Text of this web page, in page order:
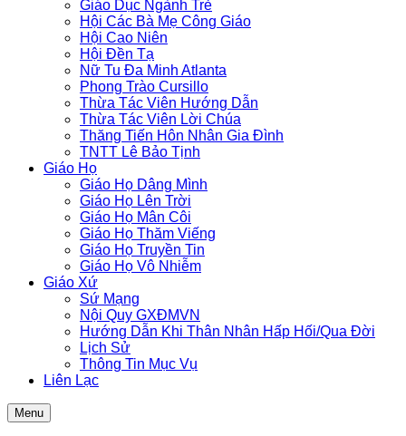
Giáo Dục Ngành Trẻ
Hội Các Bà Mẹ Công Giáo
Hội Cao Niên
Hội Đền Tạ
Nữ Tu Đa Minh Atlanta
Phong Trào Cursillo
Thừa Tác Viên Hướng Dẫn
Thừa Tác Viên Lời Chúa
Thăng Tiến Hôn Nhân Gia Đình
TNTT Lê Bảo Tịnh
Giáo Họ
Giáo Họ Dâng Mình
Giáo Họ Lên Trời
Giáo Họ Mân Côi
Giáo Họ Thăm Viếng
Giáo Họ Truyền Tin
Giáo Họ Vô Nhiễm
Giáo Xứ
Sứ Mạng
Nội Quy GXĐMVN
Hướng Dẫn Khi Thân Nhân Hấp Hối/Qua Đời
Lịch Sử
Thông Tin Mục Vụ
Liên Lạc
Menu